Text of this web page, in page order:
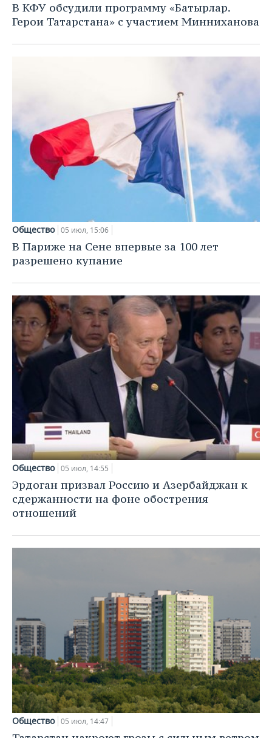
В КФУ обсудили программу «Батырлар.
Герои Татарстана» с участием Минниханова
Общество 05 июл, 15:06
В Париже на Сене впервые за 100 лет
разрешено купание
Общество 05 июл, 14:55
Эрдоган призвал Россию и Азербайджан к
сдержанности на фоне обострения
отношений
Общество 05 июл, 14:47